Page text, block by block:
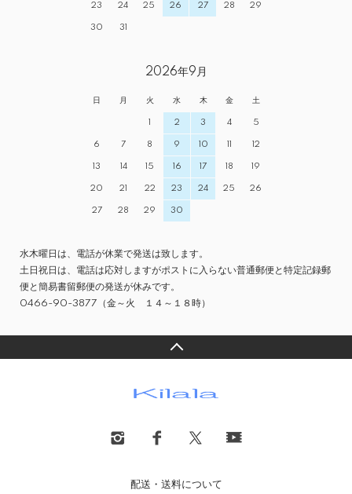
23 24 25 26 27 28 29
30 31
2026年9月
日 月 火 水 木 金 土
1 2 3 4 5
6 7 8 9 10 11 12
13 14 15 16 17 18 19
20 21 22 23 24 25 26
27 28 29 30
水木曜日は、電話が休業で発送は致します。
土日祝日は、電話は応対しますがポストに入らない普通郵便と特定記録郵
便と簡易書留郵便の発送が休みです。
0466-90-3877（金～火 １４～１８時）
配送・送料について